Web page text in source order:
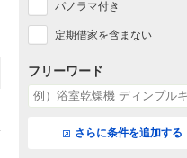
パノラマ付き
定期借家を含まない
フリーワード
さらに条件を追加する